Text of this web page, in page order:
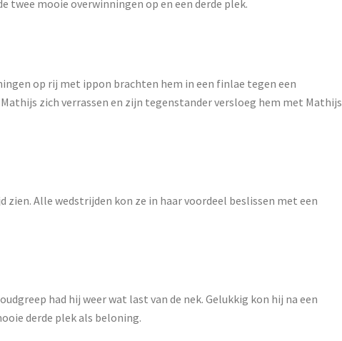
twee mooie overwinningen op en een derde plek.
op rij met ippon brachten hem in een finlae tegen een
zich verrassen en zijn tegenstander versloeg hem met Mathijs
Alle wedstrijden kon ze in haar voordeel beslissen met een
had hij weer wat last van de nek. Gelukkig kon hij na een
derde plek als beloning.